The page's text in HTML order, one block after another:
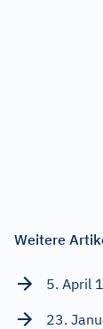
Weitere
5. April
23.